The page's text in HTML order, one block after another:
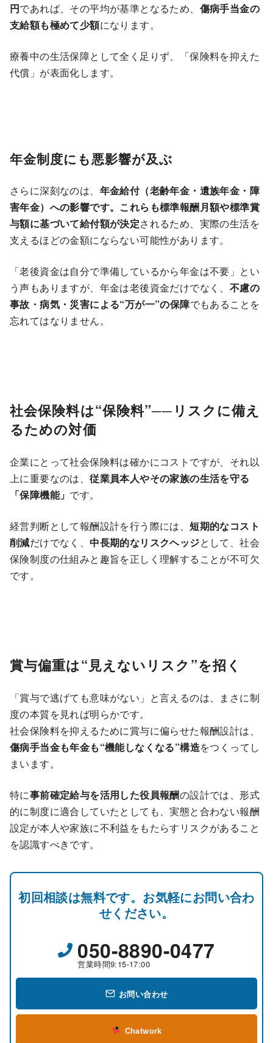
円であれば、その平均が基準となるため、 傷病手当金の
支給額も極めて少額になります。
療養中の生活保障として全く足りず、「保険料を抑えた
代償」が表面化します。
年金制度にも悪影響が及ぶ
さらに深刻なのは、 年金給付（老齢年金・遺族年金・障
害年金）への影響です。これらも標準報酬月額や標準賞
与額に基づいて給付額が決定されるため、実際の生活を
支えるほどの金額にならない可能性があります。
「老後資金は自分で準備しているから年金は不要」とい
う声もありますが、年金は老後資金だけでなく、 不慮の
事故・病気・災害による“万が一”の保障でもあることを
忘れてはなりません。
社会保険料は“保険料”──リスクに備え
るための対価
企業にとって社会保険料は確かにコストですが、それ以
上に重要なのは、従業員本人やその家族の生活を守る
「保障機能」 です。
経営判断として報酬設計を行う際には、短期的なコスト
削減だけでなく、中長期的なリスクヘッジとして、社会
保険制度の仕組みと趣旨を正しく理解することが不可欠
です。
賞与偏重は“見えないリスク”を招く
「賞与で逃げても意味がない」と言えるのは、まさに制
度の本質を見れば明らかです。
社会保険料を抑えるために賞与に偏らせた報酬設計は、
傷病手当金も年金も“機能しなくなる”構造をつくってし
まいます。
特に事前確定給与を活用した役員報酬の設計では、形式
的に制度に適合していたとしても、実態と合わない報酬
設定が本人や家族に不利益をもたらすリスクがあること
を認識すべきです。
初回相談は無料です。お気軽にお問い合わ
せください。
050-8890-0477
営業時間9:15-17:00
お問い合わせ
Chatwork